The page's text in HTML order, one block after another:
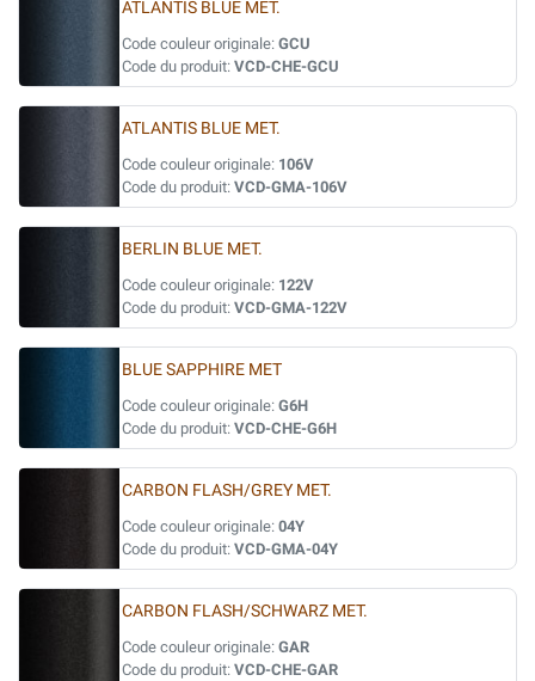
ATLANTIS BLUE MET.
Code couleur originale: GCU
Code du produit: VCD-CHE-GCU
ATLANTIS BLUE MET.
Code couleur originale: 106V
Code du produit: VCD-GMA-106V
BERLIN BLUE MET.
Code couleur originale: 122V
Code du produit: VCD-GMA-122V
BLUE SAPPHIRE MET
Code couleur originale: G6H
Code du produit: VCD-CHE-G6H
CARBON FLASH/GREY MET.
Code couleur originale: 04Y
Code du produit: VCD-GMA-04Y
CARBON FLASH/SCHWARZ MET.
Code couleur originale: GAR
Code du produit: VCD-CHE-GAR